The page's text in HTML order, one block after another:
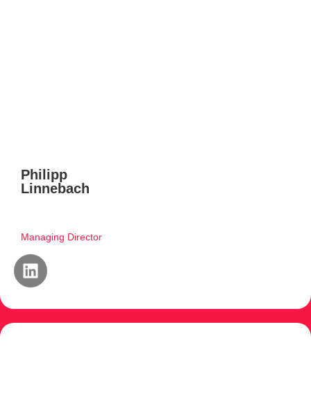
Philipp
Linnebach
Managing Director